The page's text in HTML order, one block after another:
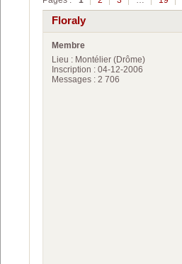
Floraly
Membre
Lieu : Montélier (Drôme)
Inscription : 04-12-2006
Messages : 2 706